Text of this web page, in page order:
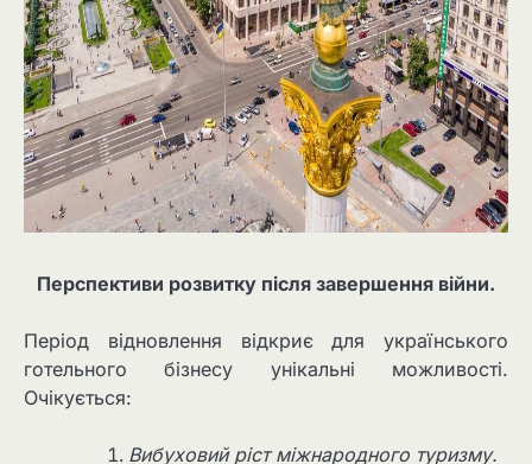
Перспективи розвитку після завершення війни.
Період відновлення відкриє для українського
готельного бізнесу унікальні можливості.
Очікується:
Вибуховий ріст міжнародного туризму.